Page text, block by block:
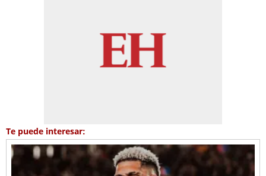
Te puede interesar: